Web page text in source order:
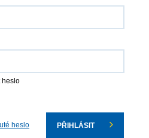
heslo
heslo PŘIHLÁSIT